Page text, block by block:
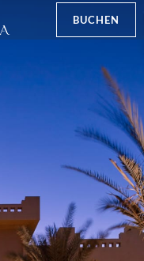
BUCHEN